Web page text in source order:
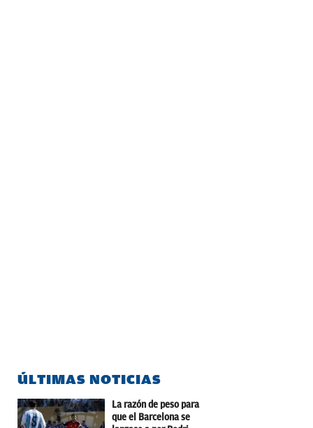
ÚLTIMAS NOTICIAS
La razón de peso para
que el Barcelona se